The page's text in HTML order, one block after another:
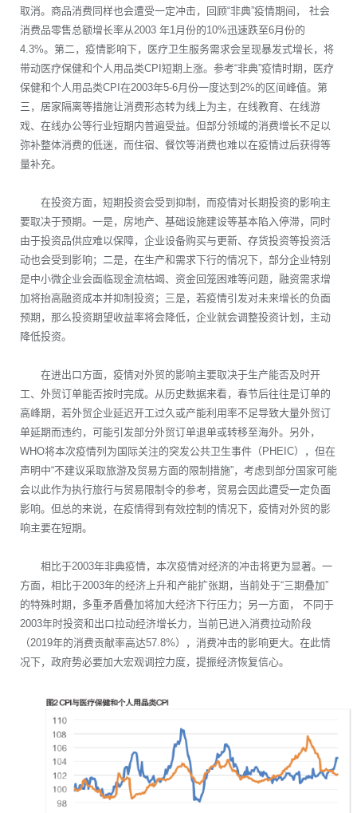
取消。商品消费同样也会遭受一定冲击，回顾“非典”疫情期间， 社会
消费品零售总额增长率从2003 年1月份的10%迅速跌至6月份的
4.3%。第二，疫情影响下，医疗卫生服务需求会呈现暴发式增长，将
带动医疗保健和个人用品类CPI短期上涨。参考“非典”疫情时期，医疗
保健和个人用品类CPI在2003年5-6月份一度达到2%的区间峰值。第
三，居家隔离等措施让消费形态转为线上为主，在线教育、在线游
戏、在线办公等行业短期内普遍受益。但部分领域的消费增长不足以
弥补整体消费的低迷，而住宿、餐饮等消费也难以在疫情过后获得等
量补充。
在投资方面，短期投资会受到抑制，而疫情对长期投资的影响主
要取决于预期。一是，房地产、基础设施建设等基本陷入停滞，同时
由于投资品供应难以保障，企业设备购买与更新、存货投资等投资活
动也会受到影响；二是，在生产和需求下行的情况下，部分企业特别
是中小微企业会面临现金流枯竭、资金回笼困难等问题，融资需求增
加将抬高融资成本并抑制投资；三是，若疫情引发对未来增长的负面
预期，那么投资期望收益率将会降低，企业就会调整投资计划，主动
降低投资。
在进出口方面，疫情对外贸的影响主要取决于生产能否及时开
工、外贸订单能否按时完成。从历史数据来看，春节后往往是订单的
高峰期，若外贸企业延迟开工过久或产能利用率不足导致大量外贸订
单延期而违约，可能引发部分外贸订单退单或转移至海外。另外，
WHO将本次疫情列为国际关注的突发公共卫生事件（PHEIC），但在
声明中“不建议采取旅游及贸易方面的限制措施”，考虑到部分国家可能
会以此作为执行旅行与贸易限制令的参考，贸易会因此遭受一定负面
影响。但总的来说，在疫情得到有效控制的情况下，疫情对外贸的影
响主要在短期。
相比于2003年非典疫情，本次疫情对经济的冲击将更为显著。一
方面，相比于2003年的经济上升和产能扩张期，当前处于“三期叠加”
的特殊时期，多重矛盾叠加将加大经济下行压力；另一方面， 不同于
2003年时投资和出口拉动经济增长力，当前已进入消费拉动阶段
（2019年的消费贡献率高达57.8%），消费冲击的影响更大。在此情
况下，政府势必要加大宏观调控力度，提振经济恢复信心。